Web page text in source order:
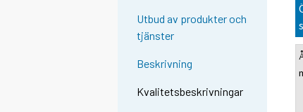
Utbud av produkter och
tjänster
Beskrivning
Kvalitetsbeskrivningar